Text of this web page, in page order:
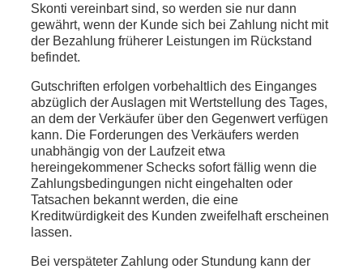
Skonti vereinbart sind, so werden sie nur dann
gewährt, wenn der Kunde sich bei Zahlung nicht mit
der Bezahlung früherer Leistungen im Rückstand
befindet.
Gutschriften erfolgen vorbehaltlich des Einganges
abzüglich der Auslagen mit Wertstellung des Tages,
an dem der Verkäufer über den Gegenwert verfügen
kann. Die Forderungen des Verkäufers werden
unabhängig von der Laufzeit etwa
hereingekommener Schecks sofort fällig wenn die
Zahlungsbedingungen nicht eingehalten oder
Tatsachen bekannt werden, die eine
Kreditwürdigkeit des Kunden zweifelhaft erscheinen
lassen.
Bei verspäteter Zahlung oder Stundung kann der